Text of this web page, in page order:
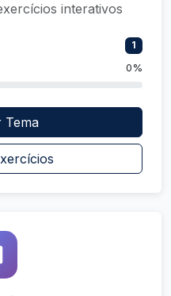
interativos
1
0%
Tema